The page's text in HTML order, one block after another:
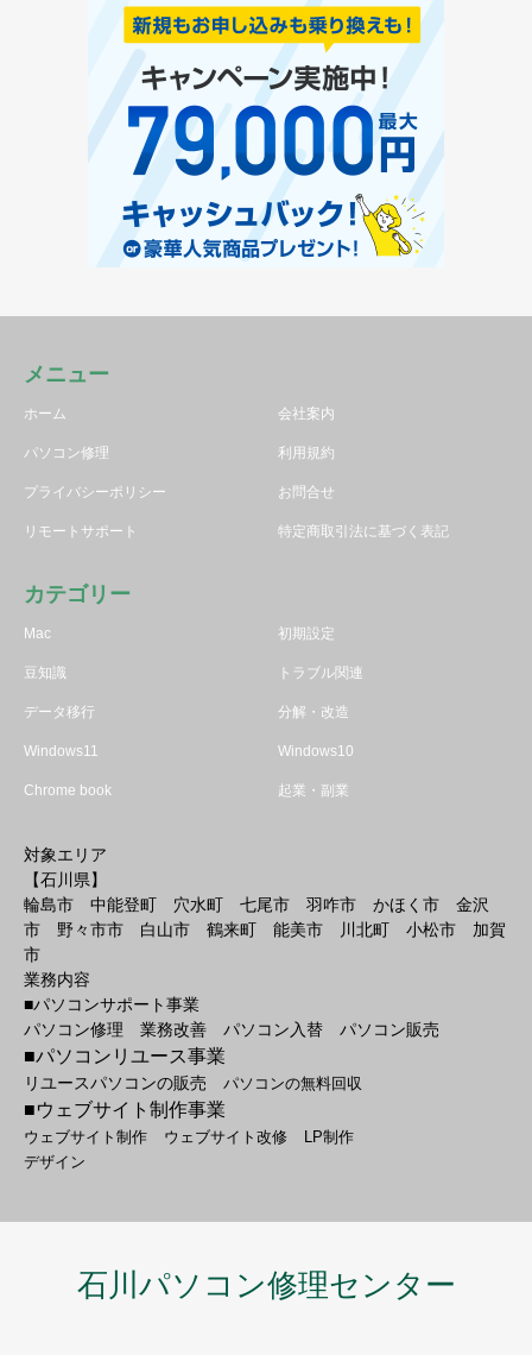
メニュー
ホーム 会社案内
パソコン修理 利用規約
プライバシーポリシー お問合せ
リモートサポート 特定商取引法に基づく表記
カテゴリー
Mac 初期設定
豆知識 トラブル関連
データ移行 分解・改造
Windows11 Windows10
Chrome book 起業・副業
対象エリア
【石川県】
輪島市 中能登町 穴水町 七尾市 羽咋市 かほく市 金沢
市 野々市市 白山市 鶴来町 能美市 川北町 小松市 加賀
市
業務内容
■パソコンサポート事業
パソコン修理 業務改善 パソコン入替 パソコン販売
■パソコンリユース事業
リユースパソコンの販売 パソコンの無料回収
■ウェブサイト制作事業
ウェブサイト制作 ウェブサイト改修
LP制作
デザイン
石川パソコン修理センター